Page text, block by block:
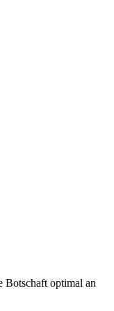
Botschaft optimal an